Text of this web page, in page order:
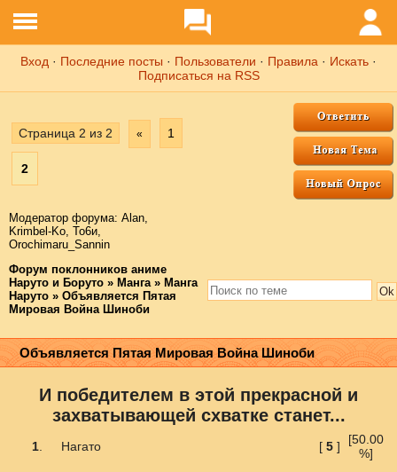
Вход · Последние посты · Пользователи · Правила · Искать ·
Подписаться на RSS
Страница 2 из 2 « 1
2
Модератор форума: Аlаn,
Krimbel-Ko, То6и,
Orochimaru_Sannin
Форум поклонников аниме
Наруто и Боруто » Манга » Манга
Наруто » Объявляется Пятая
Мировая Война Шиноби
Объявляется Пятая Мировая Война Шиноби
И победителем в этой прекрасной и
захватывающей схватке станет...
1 Нагато [ 5]
[50.00
%]